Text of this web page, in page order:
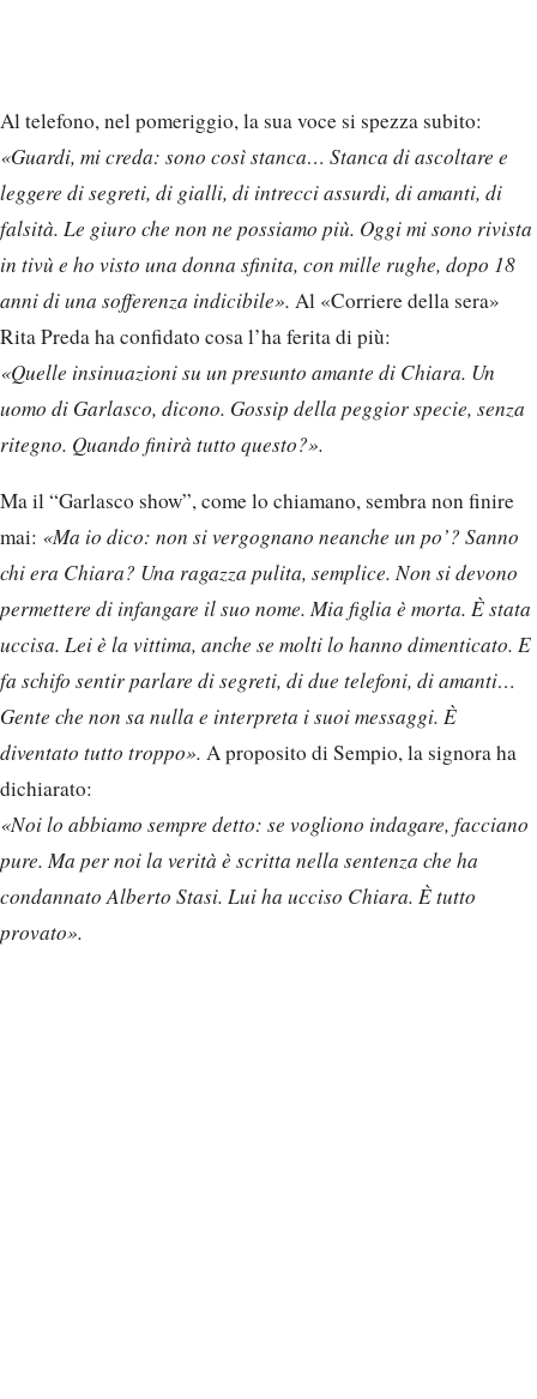
Al telefono, nel pomeriggio, la sua voce si spezza subito:
«Guardi, mi creda: sono così stanca… Stanca di ascoltare e
leggere di segreti, di gialli, di intrecci assurdi, di amanti, di
falsità. Le giuro che non ne possiamo più. Oggi mi sono rivista
in tivù e ho visto una donna sfinita, con mille rughe, dopo 18
anni di una sofferenza indicibile». Al «Corriere della sera»
Rita Preda ha confidato cosa l’ha ferita di più:
«Quelle insinuazioni su un presunto amante di Chiara. Un
uomo di Garlasco, dicono. Gossip della peggior specie, senza
ritegno. Quando finirà tutto questo?».
Ma il “Garlasco show”, come lo chiamano, sembra non finire
mai: «Ma io dico: non si vergognano neanche un po’? Sanno
chi era Chiara? Una ragazza pulita, semplice. Non si devono
permettere di infangare il suo nome. Mia figlia è morta. È stata
uccisa. Lei è la vittima, anche se molti lo hanno dimenticato. E
fa schifo sentir parlare di segreti, di due telefoni, di amanti…
Gente che non sa nulla e interpreta i suoi messaggi. È
diventato tutto troppo». A proposito di Sempio, la signora ha
dichiarato:
«Noi lo abbiamo sempre detto: se vogliono indagare, facciano
pure. Ma per noi la verità è scritta nella sentenza che ha
condannato Alberto Stasi. Lui ha ucciso Chiara. È tutto
provato».